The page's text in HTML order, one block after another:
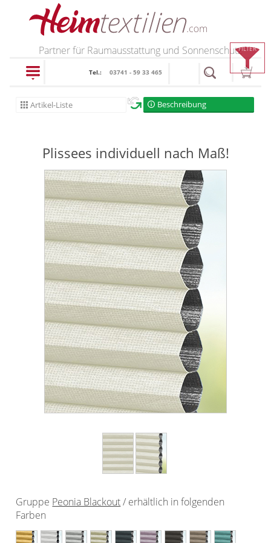
PRODUKTE
schließen
Plissee nach Maß
Faltstores in
Standardgrößen
Wabenplissee
Verdunklungsplissee
Sonnenschutz Plissee
Outdoor-Plissees
Plissee mit Muster
Plissee günstig
Bildergalerie
Plissee Modelle
Plissee Befestigungen
Plissee Messanleitung
Plissee Waschanleitung
Schienensysteme
Rollo
Rollos nach Maß
Dachfenster Rollo
Partner für Raumausstattung und Sonnenschutz
Tel.: 03741 - 59 33 465
Artikel-Liste Beschreibung
FILTER
Plissees individuell nach Maß!
Gruppe Peonia Blackout/ erhältlich in folgenden
Farben